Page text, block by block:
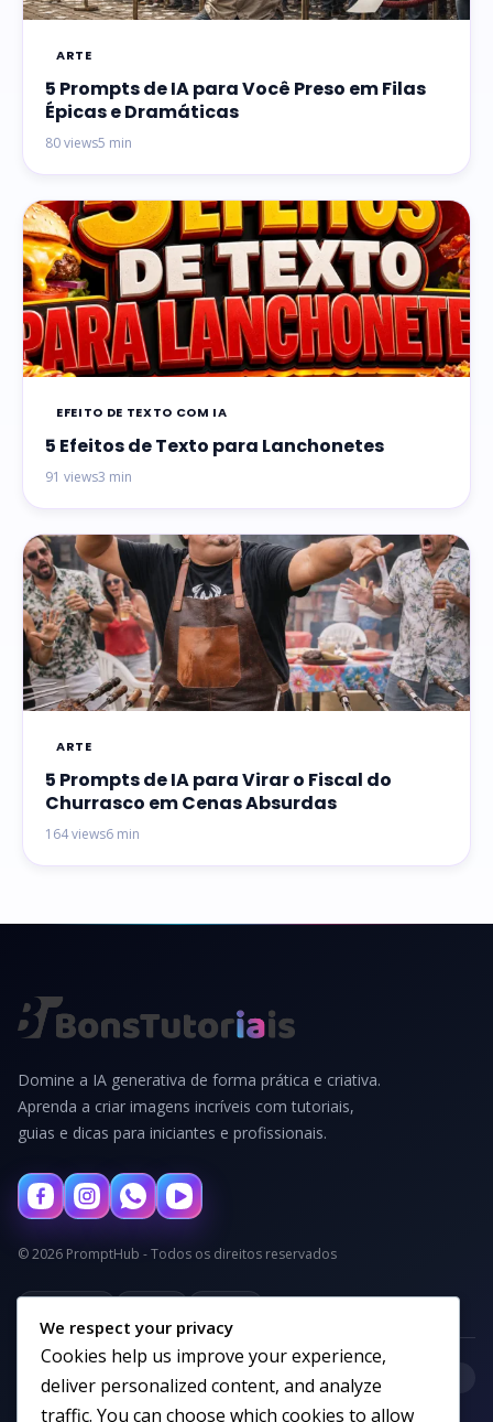
ARTE
5 Prompts de IA para Você Preso em Filas
Épicas e Dramáticas
80 views5 min
EFEITO DE TEXTO COM IA
5 Efeitos de Texto para Lanchonetes
91 views3 min
ARTE
5 Prompts de IA para Virar o Fiscal do
Churrasco em Cenas Absurdas
164 views6 min
Domine a IA generativa de forma prática e criativa.
Aprenda a criar imagens incríveis com tutoriais,
guias e dicas para iniciantes e profissionais.
© 2026 PromptHub - Todos os direitos reservados
Categorias
We respect your privacy
Cookies help us improve your experience,
deliver personalized content, and analyze
traffic. You can choose which cookies to allow